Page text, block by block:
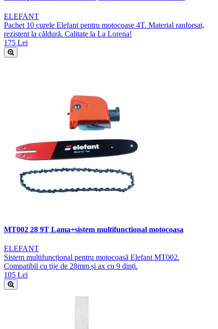
ELEFANT
Pachet 10 curele Elefant pentru motocoase 4T. Material ranforsat,
rezistent la căldură. Calitate la La Lorena!
175 Lei
MT002 28 9T Lama+sistem multifunctional motocoasa
ELEFANT
Sistem multifuncțional pentru motocoasă Elefant MT002.
Compatibil cu tije de 28mm și ax cu 9 dinți.
105 Lei